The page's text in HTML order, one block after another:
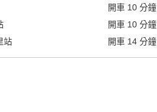
開車 10分鐘
開車 10分鐘
站
開車 14分鐘